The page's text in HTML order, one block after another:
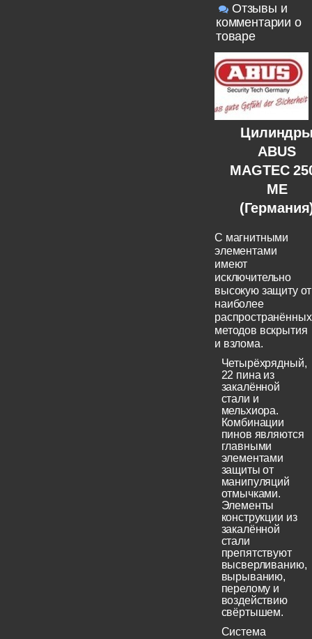
Отзывы и
комментарии о
товаре
ABUS
MAGTEC
ME
C магнитными
элементами
имеют
исключительно
высокую защиту от
наиболее
распространённых
методов вскрытия
и взлома.
Четырёхрядный,
22 пина из
закалённой
стали и
мельхиора.
Комбинации
пинов являются
главными
элементами
защиты от
манипуляций
отмычками.
Элементы
конструкции из
закалённой
стали
препятствуют
высверливанию,
вырыванию,
перелому и
воздействию
свёртышем.
Система